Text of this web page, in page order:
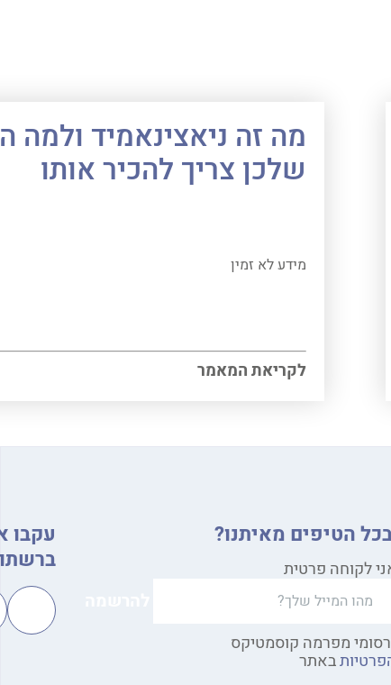
מה זה ניאצינאמיד ולמה
שלכן צריך להכיר אותו
מידע לא זמין
לקריאת המאמר
הטיפים מאיתנו?
לקוחה פרטית
מפרמה קוסמטיקס
באתר
עקבו